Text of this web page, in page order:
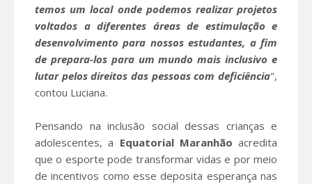
temos um local onde podemos realizar projetos
voltados a diferentes áreas de estimulação e
desenvolvimento para nossos estudantes, a fim
de prepara-los para um mundo mais inclusivo e
lutar pelos direitos das pessoas com deficiência",
contou Luciana.
Pensando na inclusão social dessas crianças e
adolescentes, a Equatorial Maranhão acredita
que o esporte pode transformar vidas e por meio
de incentivos como esse deposita esperança nas